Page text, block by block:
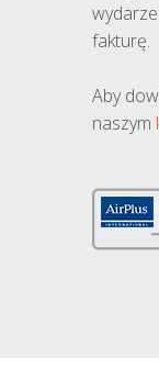
fakturę.
Aby
naszym